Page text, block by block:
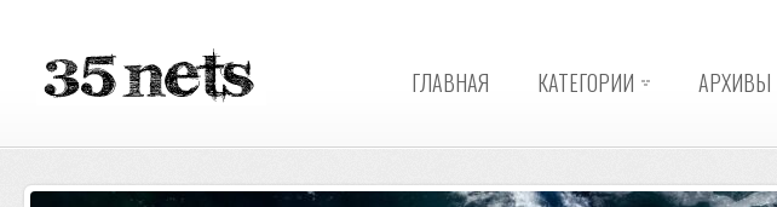
ГЛАВНАЯ КАТЕГОРИИ АРХИВЫ